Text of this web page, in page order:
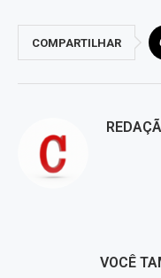
COMPARTILHAR
VOCÊ